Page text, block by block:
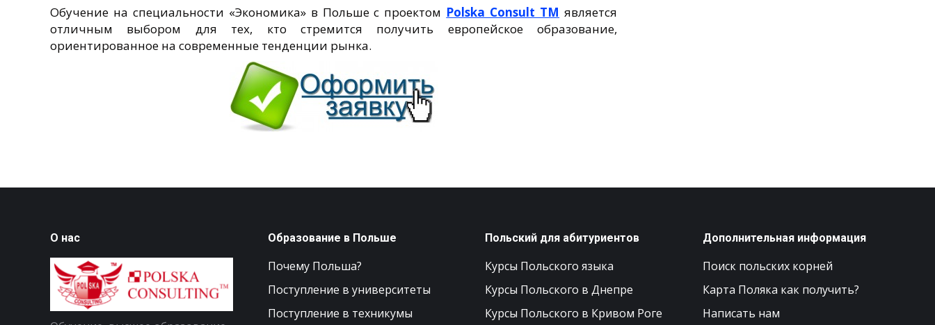
Обучение на специальности «Экономика» в Польше с проектом Polska Consult TM является
отличным выбором для тех, кто стремится получить европейское образование,
ориентированное на современные тенденции рынка.
О нас Образование в Польше
Почему Польша?
Поступление в университеты
Поступление в техникумы
Польский для абитуриентов
Курсы Польского языка
Курсы Польского в Днепре
Курсы Польского в Кривом Роге
Дополнительная информация
Поиск польских корней
Карта Поляка как получить?
Написать нам